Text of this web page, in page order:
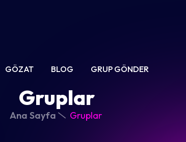
GÖZAT BLOG GRUP GÖNDER
Gruplar
Ana Sayfa Gruplar